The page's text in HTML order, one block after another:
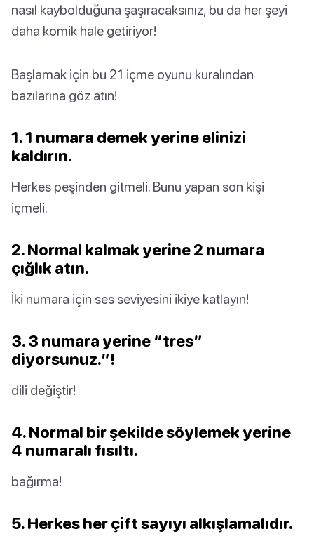
nasıl kaybolduğuna şaşıracaksınız, bu da her şeyi
daha komik hale getiriyor!
Başlamak için bu 21 içme oyunu kuralından
bazılarına göz atın!
1. 1 numara demek yerine elinizi
kaldırın.
Herkes peşinden gitmeli. Bunu yapan son kişi
içmeli.
2. Normal kalmak yerine 2 numara
çığlık atın.
İki numara için ses seviyesini ikiye katlayın!
3. 3 numara yerine “tres”
diyorsunuz.”!
dili değiştir!
4. Normal bir şekilde söylemek yerine
4 numaralı fısıltı.
bağırma!
5. Herkes her çift sayıyı alkışlamalıdır.